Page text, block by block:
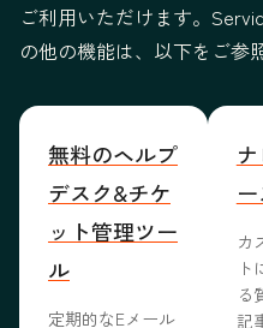
ご利用いただけます。
の他の機能は、以下をご参
無料のヘルプ
デスク&チケ
ット管理ツー
ル
定期的なEメール
カ
る
記